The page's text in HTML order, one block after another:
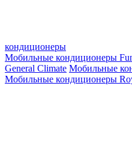
кондиционеры
Мобильные кондиционеры
General Climate Мобильные
Мобильные кондиционеры